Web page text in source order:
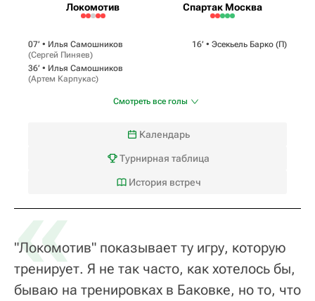
Локомотив Спартак Москва
07‎’‎ • Илья Самошников
(Сергей Пиняев)
36‎’‎ • Илья Самошников
(Артем Карпукас)
16‎’‎ • Эсекьель Барко (П)
Смотреть все голы
Календарь
Турнирная таблица
История встреч
«
"Локомотив" показывает ту игру, которую
тренирует. Я не так часто, как хотелось бы,
бываю на тренировках в Баковке, но то, что